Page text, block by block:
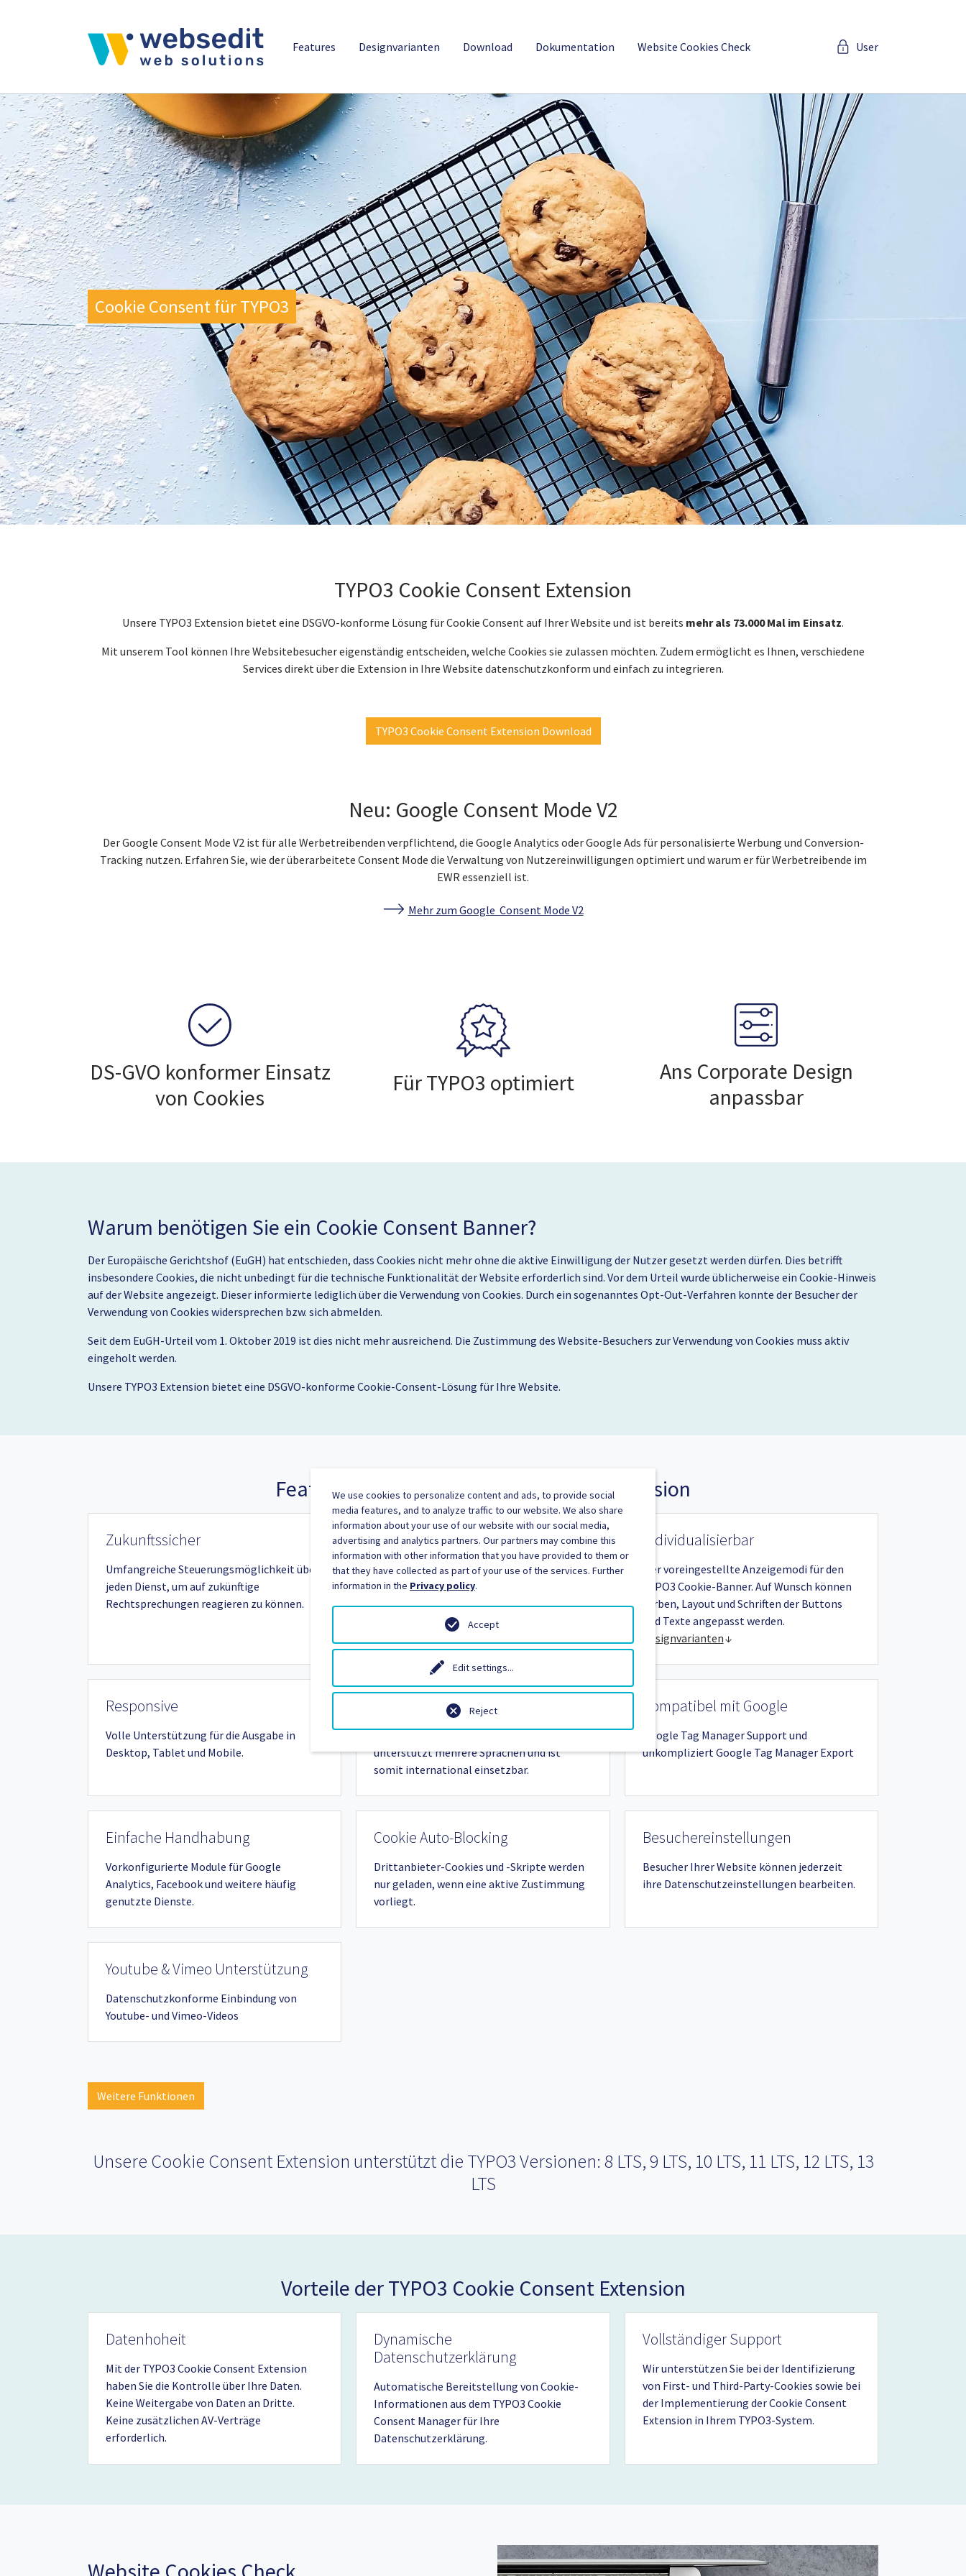
Skip to main content
Features Designvarianten Download Dokumentation Website Cookies Check User
Cookie Consent für TYPO3
TYPO3 Cookie Consent Extension
Unsere TYPO3 Extension bietet eine DSGVO-konforme Lösung für Cookie Consent auf Ihrer Website und ist bereits mehr als 73.000 Mal im Einsatz.
Mit unserem Tool können Ihre Websitebesucher eigenständig entscheiden, welche Cookies sie zulassen möchten. Zudem ermöglicht es Ihnen, verschiedene
Services direkt über die Extension in Ihre Website datenschutzkonform und einfach zu integrieren.
TYPO3 Cookie Consent Extension Download
Neu: Google Consent Mode V2
Der Google Consent Mode V2 ist für alle Werbetreibenden verpflichtend, die Google Analytics oder Google Ads für personalisierte Werbung und Conversion-
Tracking nutzen. Erfahren Sie, wie der überarbeitete Consent Mode die Verwaltung von Nutzereinwilligungen optimiert und warum er für Werbetreibende im
EWR essenziell ist.
Mehr zum Google Consent Mode V2
DS-GVO konformer Einsatz
von Cookies
Für TYPO3 optimiert
Ans Corporate Design
anpassbar
Warum benötigen Sie ein Cookie Consent Banner?
Der Europäische Gerichtshof (EuGH) hat entschieden, dass Cookies nicht mehr ohne die aktive Einwilligung der Nutzer gesetzt werden dürfen. Dies betrifft
insbesondere Cookies, die nicht unbedingt für die technische Funktionalität der Website erforderlich sind. Vor dem Urteil wurde üblicherweise ein Cookie-Hinweis
auf der Website angezeigt. Dieser informierte lediglich über die Verwendung von Cookies. Durch ein sogenanntes Opt-Out-Verfahren konnte der Besucher der
Verwendung von Cookies widersprechen bzw. sich abmelden.
Seit dem EuGH-Urteil vom 1. Oktober 2019 ist dies nicht mehr ausreichend. Die Zustimmung des Website-Besuchers zur Verwendung von Cookies muss aktiv
eingeholt werden.
Unsere TYPO3 Extension bietet eine DSGVO-konforme Cookie-Consent-Lösung für Ihre Website.
Features der TYPO3 Cookie Consent Extension
Zukunftssicher
Umfangreiche Steuerungsmöglichkeit über
jeden Dienst, um auf zukünftige
Rechtsprechungen reagieren zu können.
Flexibel skalierbar
Möglichkeit zur Erweiterung um Tracking-
Skripte. Art und Anzahl der Cookies sowie
deren Regeln können einfach und jederzeit
im TYPO3 Cookie Consent Plugin angepasst
Individualisierbar
Vier voreingestellte Anzeigemodi für den
TYPO3 Cookie-Banner. Auf Wunsch können
Farben, Layout und Schriften der Buttons
und Texte angepasst werden.
Designvarianten
Responsive
Volle Unterstützung für die Ausgabe in
Desktop, Tablet und Mobile.
International
unterstützt mehrere Sprachen und ist
somit international einsetzbar.
Kompatibel mit Google
Google Tag Manager Support und
unkompliziert Google Tag Manager Export
Einfache Handhabung
Vorkonfigurierte Module für Google
Analytics, Facebook und weitere häufig
genutzte Dienste.
Cookie Auto-Blocking
Drittanbieter-Cookies und -Skripte werden
nur geladen, wenn eine aktive Zustimmung
vorliegt.
Besuchereinstellungen
Besucher Ihrer Website können jederzeit
ihre Datenschutzeinstellungen bearbeiten.
Youtube & Vimeo Unterstützung
Datenschutzkonforme Einbindung von
Youtube- und Vimeo-Videos
Weitere Funktionen
Unsere Cookie Consent Extension unterstützt die TYPO3 Versionen: 8 LTS, 9 LTS, 10 LTS, 11 LTS, 12 LTS, 13
LTS
Vorteile der TYPO3 Cookie Consent Extension
Datenhoheit
Mit der TYPO3 Cookie Consent Extension
haben Sie die Kontrolle über Ihre Daten.
Keine Weitergabe von Daten an Dritte.
Keine zusätzlichen AV-Verträge
erforderlich.
Dynamische
Datenschutzerklärung
Automatische Bereitstellung von Cookie-
Informationen aus dem TYPO3 Cookie
Consent Manager für Ihre
Datenschutzerklärung.
Vollständiger Support
Wir unterstützen Sie bei der Identifizierung
von First- und Third-Party-Cookies sowie bei
der Implementierung der Cookie Consent
Extension in Ihrem TYPO3-System.
We use cookies to personalize content and ads, to provide social
media features, and to analyze traffic to our website. We also share
information about your use of our website with our social media,
advertising and analytics partners. Our partners may combine this
information with other information that you have provided to them or
that they have collected as part of your use of the services. Further
information in the Privacy policy.
Edit settings...
Reject
Accept